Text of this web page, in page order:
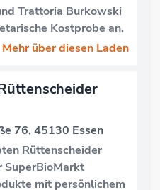
Trattoria Burkowski
Kostprobe an.
Mehr über diesen Laden
76, 45130 Essen
Rüttenscheider
SuperBioMarkt
mit persönlichem